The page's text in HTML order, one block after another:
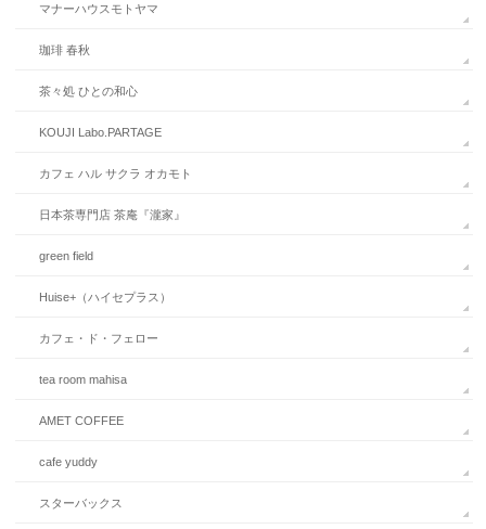
マナーハウスモトヤマ
珈琲 春秋
茶々処 ひとの和心
KOUJI Labo.PARTAGE
カフェ ハル サクラ オカモト
日本茶専門店 茶庵『瀧家』
green field
Huise+（ハイセプラス）
カフェ・ド・フェロー
tea room mahisa
AMET COFFEE
cafe yuddy
スターバックス